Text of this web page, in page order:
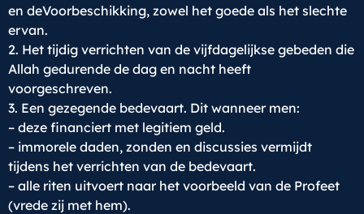
en deVoorbeschikking, zowel het goede als het slechte
ervan.
2. Het tijdig verrichten van de vijfdagelijkse gebeden die
Allah gedurende de dag en nacht heeft
voorgeschreven.
3. Een gezegende bedevaart. Dit wanneer men:
– deze financiert met legitiem geld.
– immorele daden, zonden en discussies vermijdt
tijdens het verrichten van de bedevaart.
– alle riten uitvoert naar het voorbeeld van de Profeet
(vrede zij met hem).